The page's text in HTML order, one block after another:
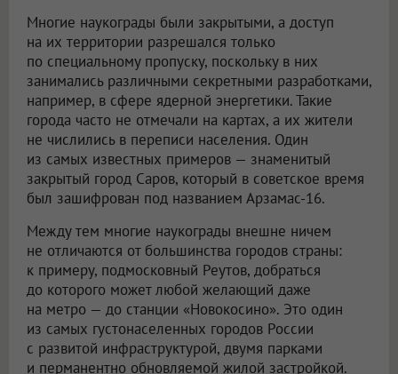
Многие наукограды были закрытыми, а доступ
на их территории разрешался только
по специальному пропуску, поскольку в них
занимались различными секретными разработками,
например, в сфере ядерной энергетики. Такие
города часто не отмечали на картах, а их жители
не числились в переписи населения. Один
из самых известных примеров — знаменитый
закрытый город Саров, который в советское время
был зашифрован под названием Арзамас-16.
Между тем многие наукограды внешне ничем
не отличаются от большинства городов страны:
к примеру, подмосковный Реутов, добраться
до которого может любой желающий даже
на метро — до станции «Новокосино». Это один
из самых густонаселенных городов России
с развитой инфраструктурой, двумя парками
и перманентно обновляемой жилой застройкой.